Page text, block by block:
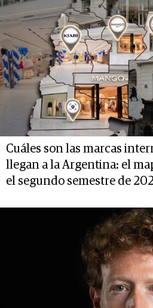
Cuáles son las marcas
llegan a la Argentina: el
el segundo semestre de